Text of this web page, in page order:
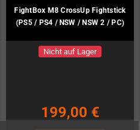
FightBox M8 CrossUp Fightstick
(PS5 / PS4 / NSW / NSW 2 / PC)
Nicht auf Lager
199,00 €